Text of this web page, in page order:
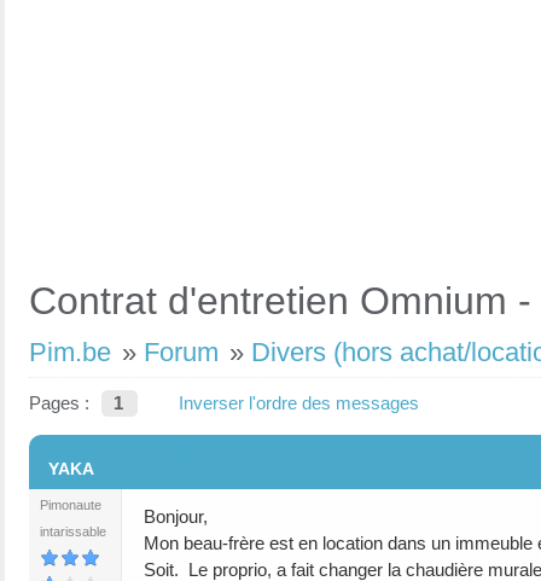
Contrat d'entretien Omnium
Pim.be » Forum » Divers (hors achat/
Pages : 1 Inverser l'ordre des messages
YAKA
Pimonaute
intarissable
Bonjour,
Mon beau-frère est en location dans un
Soit. Le proprio, a fait changer la chaudière